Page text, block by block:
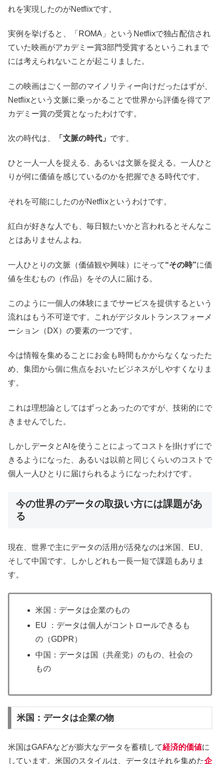
れを実現したのがNetflixです。
実例を挙げると、「ROMA」というNetflixで独占配信され
ていた映画がアカデミー賞3部門受賞するというこれまで
には考えられないことが起こりました。
この映画はごく一部のマイノリティー向けだったはずが、
Netflixという文脈に乗っかることで世界から評価を得てア
カデミー賞の受賞となったわけです。
次の時代は、 「文脈の時代」 です。
ひと一人一人を捉える、あるいは文脈を捉える。一人ひと
りが何に価値を感じているのかを把握できる時代です。
それを可能にしたのがNetflixというわけです。
紅白が好きな人でも、毎日観たいかと言われるとそんなこ
とはありませんよね。
一人ひとりの文脈（価値観や興味）にそって“その時”に価
値を生むもの（作品）をその人に届ける。
このように一個人の体験にまでサービスを提供するという
流れはもう不可逆です。これがデジタルトランスフォーメ
ーション（DX）の要素の一つです。
今は情報を集めることにお金も時間もかからなくなったた
め、集団から個に焦点をおいたビジネスがしやすくなりま
す。
これは理想論としてはずっとあったのですが、技術的にで
きませんでした。
しかしデータとAIを使うことによってコストを掛けずにで
きるようになった、あるいは以前と同じくらいのコストで
個人一人ひとりに届けられるようになったわけです。
今の世界のデータの取扱い方には課題があ
る
現在、世界で主にデータの活用が活発なのは米国、EU、
そして中国です。しかしどれも一長一短で課題もありま
す。
米国：データは企業のもの
EU ：データは個人がコントロールできるも
の（GDPR）
中国：データは国（共産党）のもの、社会の
もの
米国：データは企業の物
米国はGAFAなどが膨大なデータを蓄積して経済的価値に
しています。米国のスタイルは、データはそれを集めた企